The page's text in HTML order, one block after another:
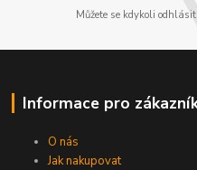
Můžete se kdykoli
Informace pro
O nás
Jak nakupovat